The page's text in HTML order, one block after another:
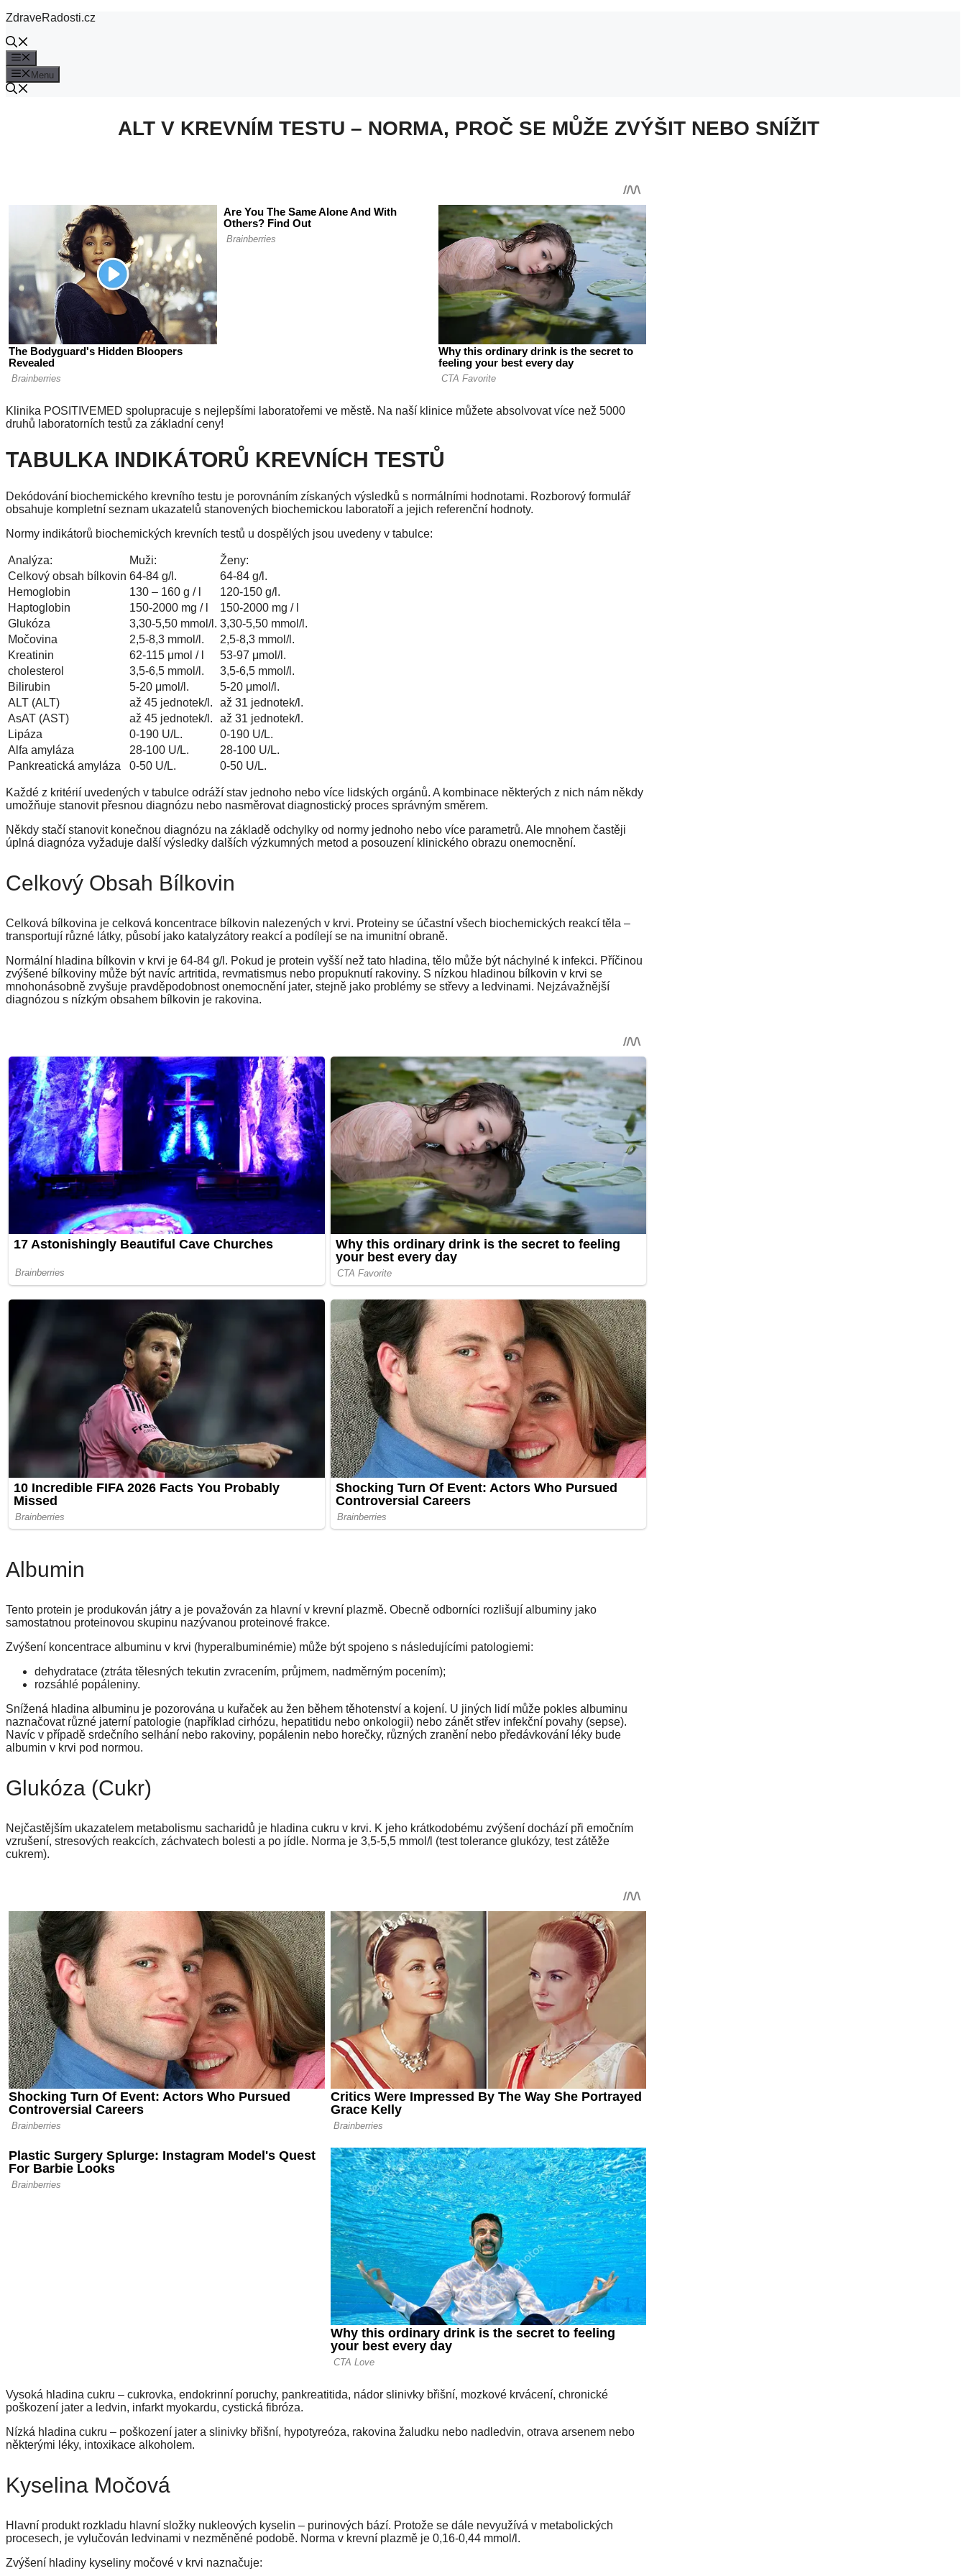
Přeskočit
obsah
ZdraveRadosti.cz
Menu
ALT V KREVNÍM TESTU – NORMA, PROČ SE MŮŽE ZVÝŠIT NEBO SNÍŽIT
Klinika POSITIVEMED spolupracuje s nejlepšími laboratořemi ve městě. Na naší klinice můžete absolvovat více než 5000
druhů laboratorních testů za základní ceny!
TABULKA INDIKÁTORŮ KREVNÍCH TESTŮ
Dekódování biochemického krevního testu je porovnáním získaných výsledků s normálními hodnotami. Rozborový formulář
obsahuje kompletní seznam ukazatelů stanovených biochemickou laboratoří a jejich referenční hodnoty.
Normy indikátorů biochemických krevních testů u dospělých jsou uvedeny v tabulce:
Analýza: Muži:
Ženy:
Celkový obsah bílkovin 64-84 g/l.
64-84 g/l.
Hemoglobin
130 – 160 g / l
120-150 g/l.
Haptoglobin
150-2000 mg / l
150-2000 mg / l
Glukóza
3,30-5,50 mmol/l. 3,30-5,50 mmol/l.
Močovina
2,5-8,3 mmol/l.
2,5-8,3 mmol/l.
Kreatinin
62-115 μmol / l
53-97 μmol/l.
cholesterol
3,5-6,5 mmol/l.
3,5-6,5 mmol/l.
Bilirubin
5-20 μmol/l.
5-20 μmol/l.
ALT (ALT)
až 45 jednotek/l.
až 31 jednotek/l.
AsAT (AST)
až 45 jednotek/l.
až 31 jednotek/l.
Lipáza
0-190 U/L.
0-190 U/L.
Alfa amyláza
28-100 U/L.
28-100 U/L.
Pankreatická amyláza
0-50 U/L. 0-50 U/L.
Každé z kritérií uvedených v tabulce odráží stav jednoho nebo více lidských orgánů. A kombinace některých z nich nám někdy
umožňuje stanovit přesnou diagnózu nebo nasměrovat diagnostický proces správným směrem.
Někdy stačí stanovit konečnou diagnózu na základě odchylky od normy jednoho nebo více parametrů. Ale mnohem častěji
úplná diagnóza vyžaduje další výsledky dalších výzkumných metod a posouzení klinického obrazu onemocnění.
Celkový Obsah Bílkovin
Celková bílkovina je celková koncentrace bílkovin nalezených v krvi. Proteiny se účastní všech biochemických reakcí těla –
transportují různé látky, působí jako katalyzátory reakcí a podílejí se na imunitní obraně.
Normální hladina bílkovin v krvi je 64-84 g/l. Pokud je protein vyšší než tato hladina, tělo může být náchylné k infekci. Příčinou
zvýšené bílkoviny může být navíc artritida, revmatismus nebo propuknutí rakoviny. S nízkou hladinou bílkovin v krvi se
mnohonásobně zvyšuje pravděpodobnost onemocnění jater, stejně jako problémy se střevy a ledvinami. Nejzávažnější
diagnózou s nízkým obsahem bílkovin je rakovina.
Albumin
Tento protein je produkován játry a je považován za hlavní v krevní plazmě. Obecně odborníci rozlišují albuminy jako
samostatnou proteinovou skupinu nazývanou proteinové frakce.
Zvýšení koncentrace albuminu v krvi (hyperalbuminémie) může být spojeno s následujícími patologiemi:
dehydratace (ztráta tělesných tekutin zvracením, průjmem, nadměrným pocením);
rozsáhlé popáleniny.
Snížená hladina albuminu je pozorována u kuřaček au žen během těhotenství a kojení. U jiných lidí může pokles albuminu
naznačovat různé jaterní patologie (například cirhózu, hepatitidu nebo onkologii) nebo zánět střev infekční povahy (sepse).
Navíc v případě srdečního selhání nebo rakoviny, popálenin nebo horečky, různých zranění nebo předávkování léky bude
albumin v krvi pod normou.
Glukóza (cukr)
Nejčastějším ukazatelem metabolismu sacharidů je hladina cukru v krvi. K jeho krátkodobému zvýšení dochází při emočním
vzrušení, stresových reakcích, záchvatech bolesti a po jídle. Norma je 3,5-5,5 mmol/l (test tolerance glukózy, test zátěže
cukrem).
Vysoká hladina cukru – cukrovka, endokrinní poruchy, pankreatitida, nádor slinivky břišní, mozkové krvácení, chronické
poškození jater a ledvin, infarkt myokardu, cystická fibróza.
Nízká hladina cukru – poškození jater a slinivky břišní, hypotyreóza, rakovina žaludku nebo nadledvin, otrava arsenem nebo
některými léky, intoxikace alkoholem.
Kyselina Močová
Hlavní produkt rozkladu hlavní složky nukleových kyselin – purinových bází. Protože se dále nevyužívá v metabolických
procesech, je vylučován ledvinami v nezměněné podobě. Norma v krevní plazmě je 0,16-0,44 mmol/l.
Zvýšení hladiny kyseliny močové v krvi naznačuje: